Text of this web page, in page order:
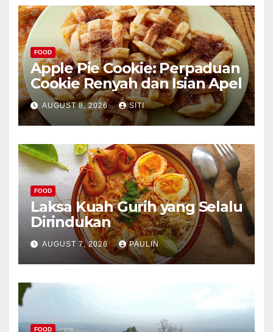
FOOD
Apple Pie Cookie: Perpaduan
Cookie Renyah dan Isian Apel
AUGUST 8, 2026 SITI
FOOD
Laksa Kuah Gurih yang Selalu
Dirindukan
AUGUST 7, 2026 PAULIN
FOOD